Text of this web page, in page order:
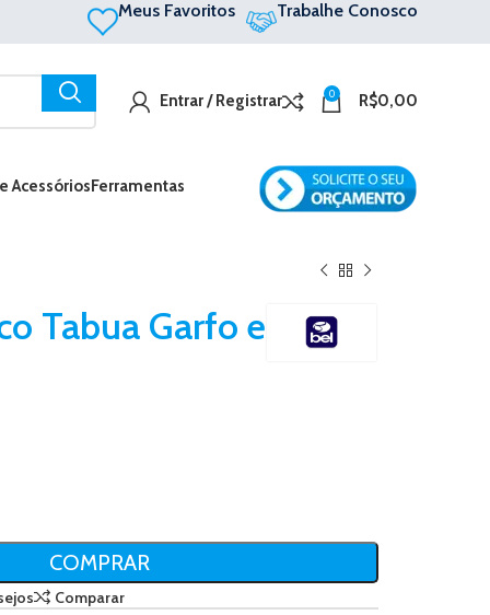
Meus Favoritos Trabalhe Conosco
Entrar / Registrar 0 R$0,00
AcessóriosFerramentas
Tabua Garfo e
COMPRAR
Comparar